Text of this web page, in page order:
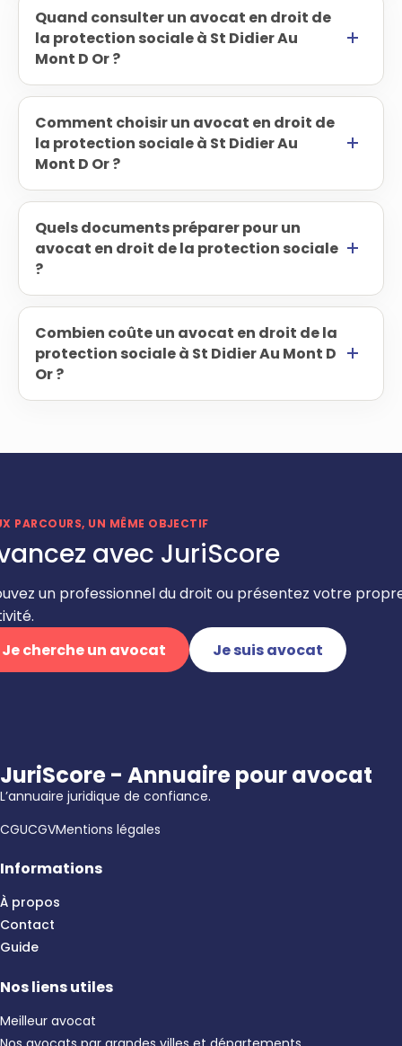
Quand consulter un avocat en droit de
la protection sociale à St Didier Au
Mont D Or ?
Comment choisir un avocat en droit de
la protection sociale à St Didier Au
Mont D Or ?
Quels documents préparer pour un
avocat en droit de la protection sociale
?
Combien coûte un avocat en droit de la
protection sociale à St Didier Au Mont D
Or ?
PARCOURS, UN MÊME OBJECTIF
avec JuriScore
un professionnel du droit ou présentez votre
Je cherche un avocat
Je suis avocat
JuriScore - Annuaire pour avocat
L’annuaire juridique de confiance.
CGUCGVMentions légales
Informations
À propos
Contact
Guide
Nos liens utiles
Meilleur avocat